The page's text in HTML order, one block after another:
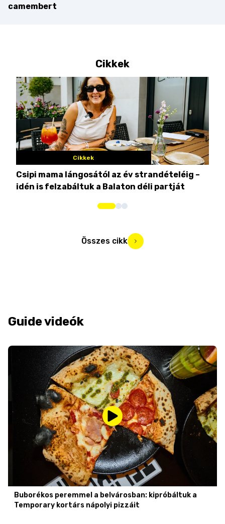
camembert
Cikkek
Cikkek
Csipi mama lángosától az év strandételéig –
idén is felzabáltuk a Balaton déli partját
Összes cikk
Guide videók
Buborékos peremmel a belvárosban: kipróbáltuk a
Temporary kortárs nápolyi pizzáit